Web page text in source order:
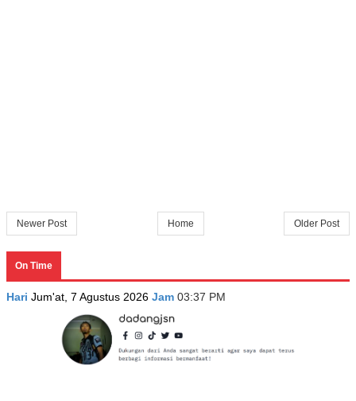
Newer Post Older Post
Home
On Time
Hari Jum'at, 7 Agustus 2026 Jam 03:37 PM